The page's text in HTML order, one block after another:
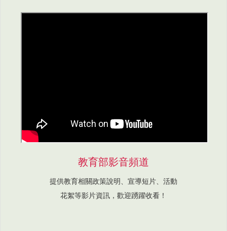
教育部影音頻道
提供教育相關政策說明、宣導短片、活動
花絮等影片資訊，歡迎踴躍收看！